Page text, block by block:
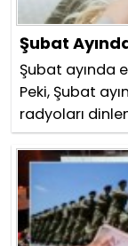
Şubat
Şubat ayında
Peki, Şubat
radyoları